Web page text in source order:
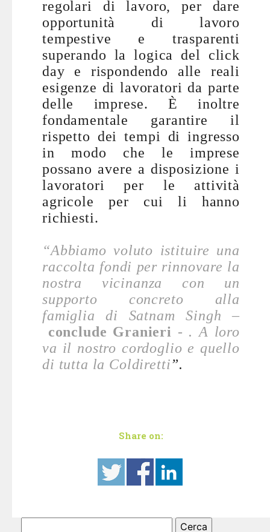
regolari di lavoro, per dare
opportunità di lavoro
tempestive e trasparenti
superando la logica del click
day e rispondendo alle reali
esigenze di lavoratori da parte
delle imprese. È inoltre
fondamentale garantire il
rispetto dei tempi di ingresso
in modo che le imprese
possano avere a disposizione i
lavoratori per le attività
agricole per cui li hanno
richiesti.
“Abbiamo voluto istituire una
raccolta fondi per rinnovare la
nostra vicinanza con un
supporto concreto alla
famiglia di Satnam Singh –
conclude Granieri - . A loro
va il nostro cordoglio e quello
di tutta la Coldiretti”.
Share on: